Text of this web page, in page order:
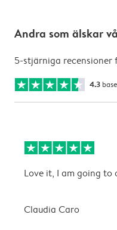
Andra som älskar
5-stjärniga recensioner
4.3
Love it, I am going to
Claudia Caro